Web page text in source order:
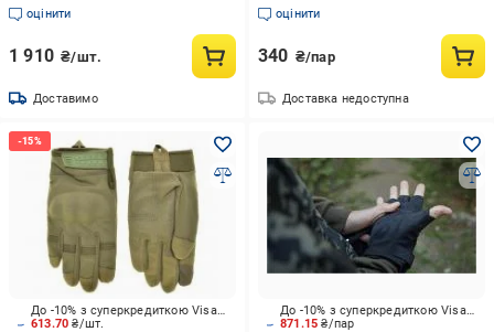
оцінити
1 910 ₴/шт.
Доставимо
хакі one size
оцінити
340 ₴/пар
Доставка недоступна
613.70₴/шт.
До -10% з суперкредиткою Visa Вигода
871.15₴/пар
До -10% з суперкредиткою Visa Вигода